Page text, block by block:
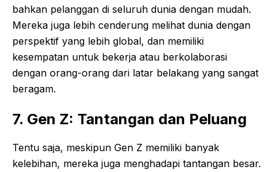
bahkan pelanggan di seluruh dunia dengan mudah.
Mereka juga lebih cenderung melihat dunia dengan
perspektif yang lebih global, dan memiliki
kesempatan untuk bekerja atau berkolaborasi
dengan orang-orang dari latar belakang yang sangat
beragam.
7. Gen Z: Tantangan dan Peluang
Tentu saja, meskipun Gen Z memiliki banyak
kelebihan, mereka juga menghadapi tantangan besar.